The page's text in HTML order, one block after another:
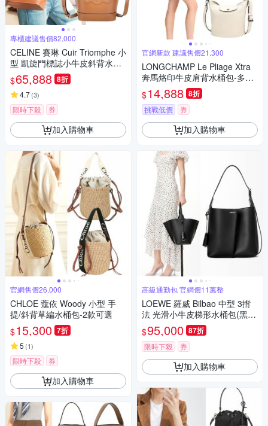
專櫃建議售價82,000
CELINE 賽琳 Cuir Triomphe 小
型 凱旋門標誌小牛皮斜背水桶
包-2色可選
$65,888 8折
4.7(3)
限時下殺 券
加入購物車
官網售價26,000
CHLOE 蔻依 Woody 小型 手
提/斜背草編水桶包-2款可選
$15,300 7折
5 (1)
限時下殺 券
加入購物車
官網新款 建議售價21,300
LONGCHAMP Le Pliage Xtra
奔馬烙印牛皮肩背水桶包-多色
可選
$14,888 8折
挑戰低價 券
加入購物車
高級通勤包 官網價11萬整
LOEWE 羅威 Bilbao 中型 3揹
法 光滑小牛皮梯形水桶包(黑色
手提 單肩揹 斜揹)
$95,000 87折
限時下殺 券
加入購物車